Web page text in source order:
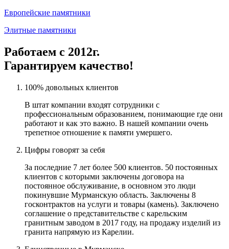
Европейские памятники
Элитные памятники
Работаем с 2012г.
Гарантируем качество!
100% довольных клиентов
В штат компании входят сотрудники с
профессиональным образованием, понимающие где они
работают и как это важно. В нашей компании очень
трепетное отношение к памяти умершего.
Цифры говорят за себя
За последние 7 лет более 500 клиентов. 50 постоянных
клиентов с которыми заключены договора на
постоянное обслуживание, в основном это люди
покинувшие Мурманскую область. Заключены 8
госконтрактов на услуги и товары (камень). Заключено
соглашение о представительстве с карельским
гранитным заводом в 2017 году, на продажу изделий из
гранита напрямую из Карелии.